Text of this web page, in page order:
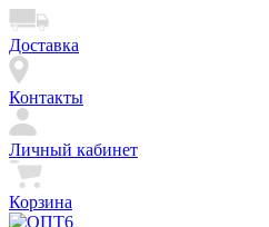
Доставка
Контакты
Личный кабинет
Корзина